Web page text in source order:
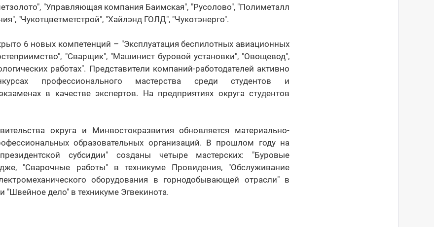
"Управляющая компания Баимская", "Русолово", "Полиметалл
"Чукотцветметстрой", "Хайлэнд ГОЛД", "Чукотэнерго".
6 новых компетенций – "Эксплуатация беспилотных авиационных
"Сварщик", "Машинист буровой установки", "Овощевод",
работах". Представители компаний-работодателей активно
профессионального мастерства среди студентов и
в качестве экспертов. На предприятиях округа студентов
округа и Минвостокразвития обновляется материально-
образовательных организаций. В прошлом году на
субсидии" созданы четыре мастерских: "Буровые
"Сварочные работы" в техникуме Провидения, "Обслуживание
оборудования в горнодобывающей отрасли" в
"Швейное дело" в техникуме Эгвекинота.